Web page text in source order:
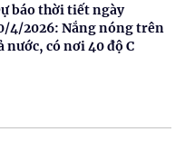
báo thời tiết ngày
4/2026: Nắng nóng trên
nước, có nơi 40 độ C